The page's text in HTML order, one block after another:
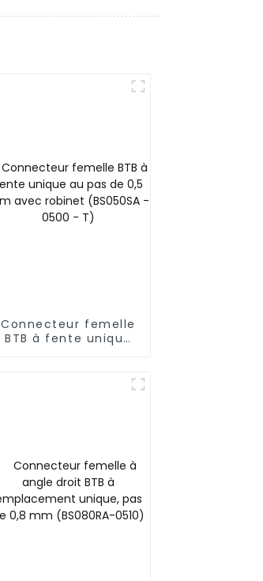
Connecteur femelle
BTB à fente unique